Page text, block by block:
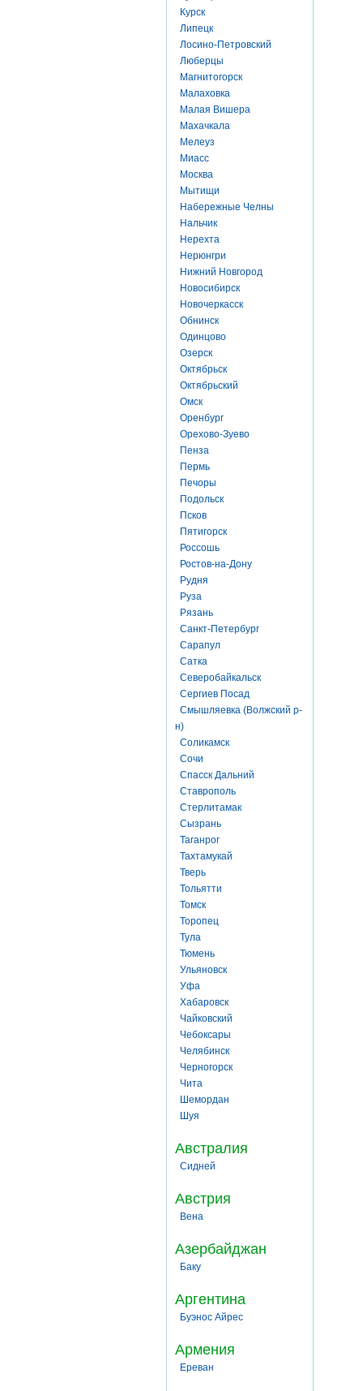
Курск
Липецк
Лосино-Петровский
Люберцы
Магнитогорск
Малаховка
Малая Вишера
Махачкала
Мелеуз
Миасс
Москва
Мытищи
Набережные Челны
Нальчик
Нерехта
Нерюнгри
Нижний Новгород
Новосибирск
Новочеркасск
Обнинск
Одинцово
Озерск
Октябрьск
Октябрьский
Омск
Оренбург
Орехово-Зуево
Пенза
Пермь
Печоры
Подольск
Псков
Пятигорск
Россошь
Ростов-на-Дону
Рудня
Руза
Рязань
Санкт-Петербург
Сарапул
Сатка
Северобайкальск
Сергиев Посад
Смышляевка (Волжский р-
н)
Соликамск
Сочи
Спасск Дальний
Ставрополь
Стерлитамак
Сызрань
Таганрог
Тахтамукай
Тверь
Тольятти
Томск
Торопец
Тула
Тюмень
Ульяновск
Уфа
Хабаровск
Чайковский
Чебоксары
Челябинск
Черногорск
Чита
Шемордан
Шуя
Австралия
Сидней
Австрия
Вена
Азербайджан
Баку
Аргентина
Буэнос Айрес
Армения
Ереван